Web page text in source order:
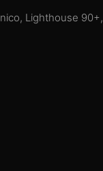
Lighthouse 90+,